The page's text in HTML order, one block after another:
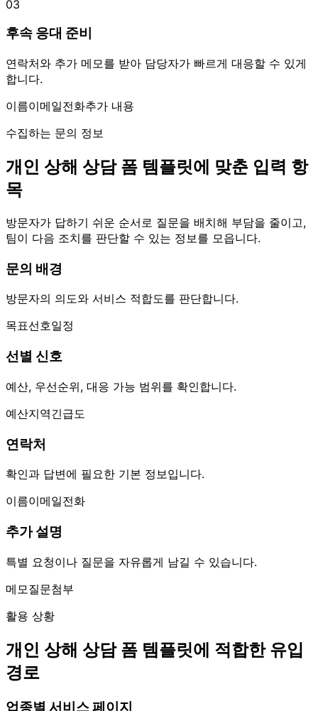
03
후속 응대 준비
연락처와 추가 메모를 받아 담당자가 빠르게 대응할 수 있게
합니다.
이름이메일전화추가 내용
수집하는 문의 정보
개인 상해 상담 폼 템플릿에 맞춘 입력 항
목
방문자가 답하기 쉬운 순서로 질문을 배치해 부담을 줄이고,
팀이 다음 조치를 판단할 수 있는 정보를 모읍니다.
문의 배경
방문자의 의도와 서비스 적합도를 판단합니다.
목표선호일정
선별 신호
예산, 우선순위, 대응 가능 범위를 확인합니다.
예산지역긴급도
연락처
확인과 답변에 필요한 기본 정보입니다.
이름이메일전화
추가 설명
특별 요청이나 질문을 자유롭게 남길 수 있습니다.
메모 질문첨부
활용 상황
개인 상해 상담 폼 템플릿에 적합한 유입
경로
업종별 서비스 페이지